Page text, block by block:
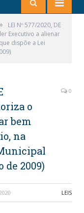
LEI Nº 577/2020, DE
Executivo a alienar
dispõe a Lei
o
bem
na
de 2009)
0
LEIS